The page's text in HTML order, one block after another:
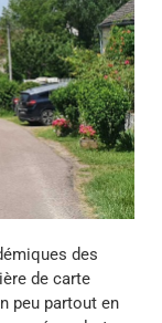
des
de carte
peu partout en